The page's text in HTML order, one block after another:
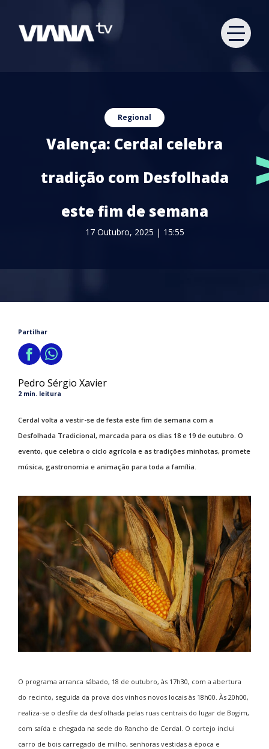
Regional
Valença: Cerdal celebra
tradição com Desfolhada
este fim de semana
17 Outubro, 2025 | 15:55
Partilhar
Pedro Sérgio Xavier
2 min. leitura
Cerdal volta a vestir-se de festa este fim de semana com a
Desfolhada Tradicional, marcada para os dias 18 e 19 de outubro. O
evento, que celebra o ciclo agrícola e as tradições minhotas, promete
música, gastronomia e animação para toda a família.
O programa arranca sábado, 18 de outubro, às 17h30, com a abertura
do recinto, seguida da prova dos vinhos novos locais às 18h00. Às 20h00,
realiza-se o desfile da desfolhada pelas ruas centrais do lugar de Bogim,
com saída e chegada na sede do Rancho de Cerdal. O cortejo inclui
carro de bois carregado de milho, senhoras vestidas à época e